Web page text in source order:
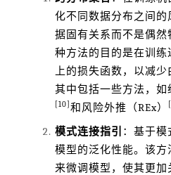
化不同数据分布之间
据固有关系而不是偶
种方法的目的是在训
上的损失函数，以减少
其中包括一些方法，如
[10] 和风险外推（REx）
模式连接指引 ：基于
模型的泛化性能。该
来微调模型，使其更